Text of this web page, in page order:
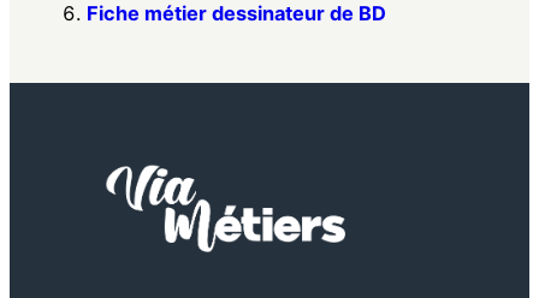
Fiche métier dessinateur de BD